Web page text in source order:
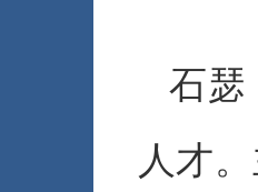
石瑟
人才